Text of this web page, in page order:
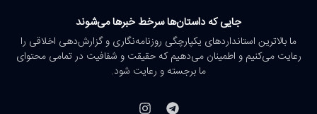
جایی که داستان‌ها سرخط خبرها می‌شوند
ما بالاترین استانداردهای یکپارچگی روزنامه‌نگاری و گزارش‌دهی اخلاقی را
رعایت می‌کنیم و اطمینان می‌دهیم که حقیقت و شفافیت در تمامی محتوای
ما برجسته و رعایت شود.